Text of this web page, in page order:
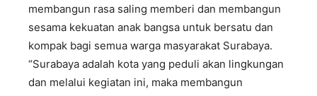
membangun rasa saling memberi dan membangun
sesama kekuatan anak bangsa untuk bersatu dan
kompak bagi semua warga masyarakat Surabaya.
“Surabaya adalah kota yang peduli akan lingkungan
dan melalui kegiatan ini, maka membangun